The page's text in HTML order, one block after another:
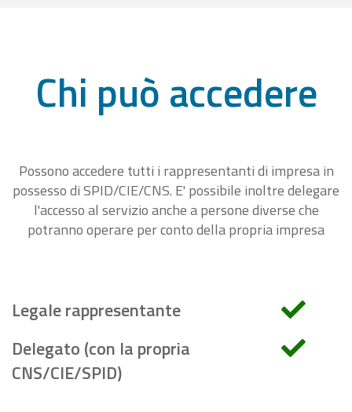
Chi può accedere
Possono accedere tutti i rappresentanti di impresa in
possesso di SPID/CIE/CNS. E' possibile inoltre delegare
l'accesso al servizio anche a persone diverse che
potranno operare per conto della propria impresa
Legale rappresentante
Delegato (con la propria
CNS/CIE/SPID)